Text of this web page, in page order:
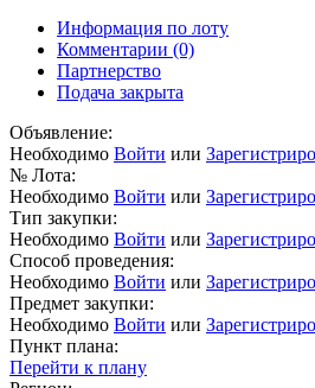
Информация по лоту
Комментарии (0)
Партнерство
Подача закрыта
Объявление:
Необходимо Войти или
№ Лота:
Необходимо Войти или
Тип закупки:
Необходимо Войти или
Способ проведения:
Необходимо Войти или
Предмет закупки:
Необходимо Войти или
Пункт плана:
Перейти к плану